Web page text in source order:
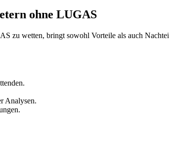
ohne LUGAS
zu wetten, bringt sowohl Vorteile als auch
Analysen.